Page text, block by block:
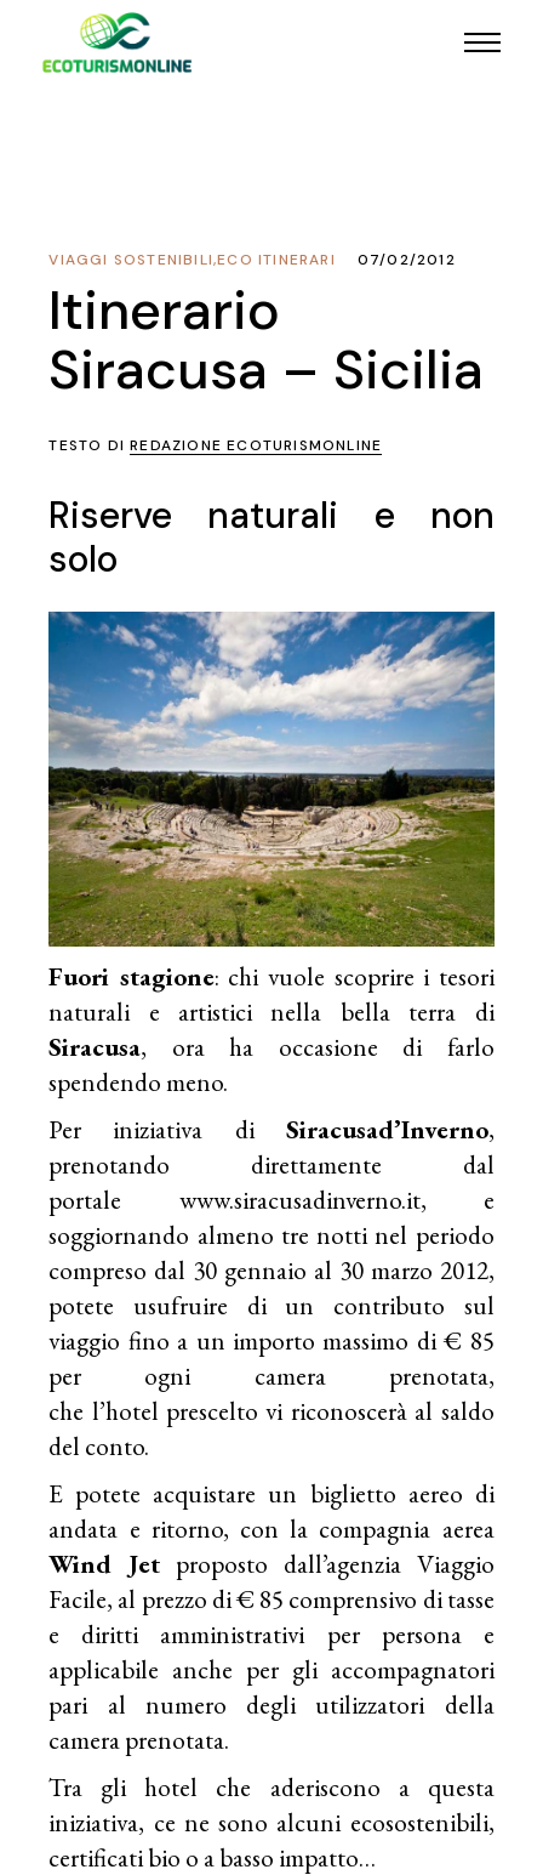
ECO ITINERARI
,
VIAGGI SOSTENIBILI 07/02/2012
Itinerario
Siracusa – Sicilia
TESTO DIREDAZIONE ECOTURISMONLINE
Riserve naturali e non
solo
Fuori stagione: chi vuole scoprire i tesori
naturali e artistici nella bella terra di
Siracusa, ora ha occasione di farlo
spendendo meno.
Per iniziativa di Siracusad’Inverno,
prenotando direttamente dal
portale www.siracusadinverno.it, e
soggiornando almeno tre notti nel periodo
compreso dal 30 gennaio al 30 marzo 2012,
potete usufruire di un contributo sul
viaggio fino a un importo massimo di € 85
per ogni camera prenotata,
che l’hotel prescelto vi riconoscerà al saldo
del conto.
E potete acquistare un biglietto aereo di
andata e ritorno, con la compagnia aerea
Wind Jet proposto dall’agenzia Viaggio
Facile, al prezzo di € 85 comprensivo di tasse
e diritti amministrativi per persona e
applicabile anche per gli accompagnatori
pari al numero degli utilizzatori della
camera prenotata.
Tra gli hotel che aderiscono a questa
iniziativa, ce ne sono alcuni ecosostenibili,
certificati bio o a basso impatto…